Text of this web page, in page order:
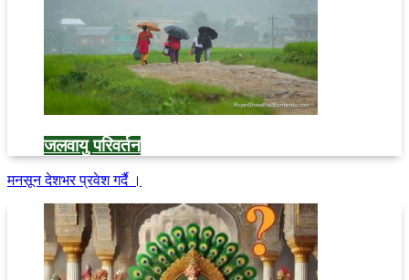
जलवायु परिवर्तन
मनसून देशभर प्रवेश गर्दै ।